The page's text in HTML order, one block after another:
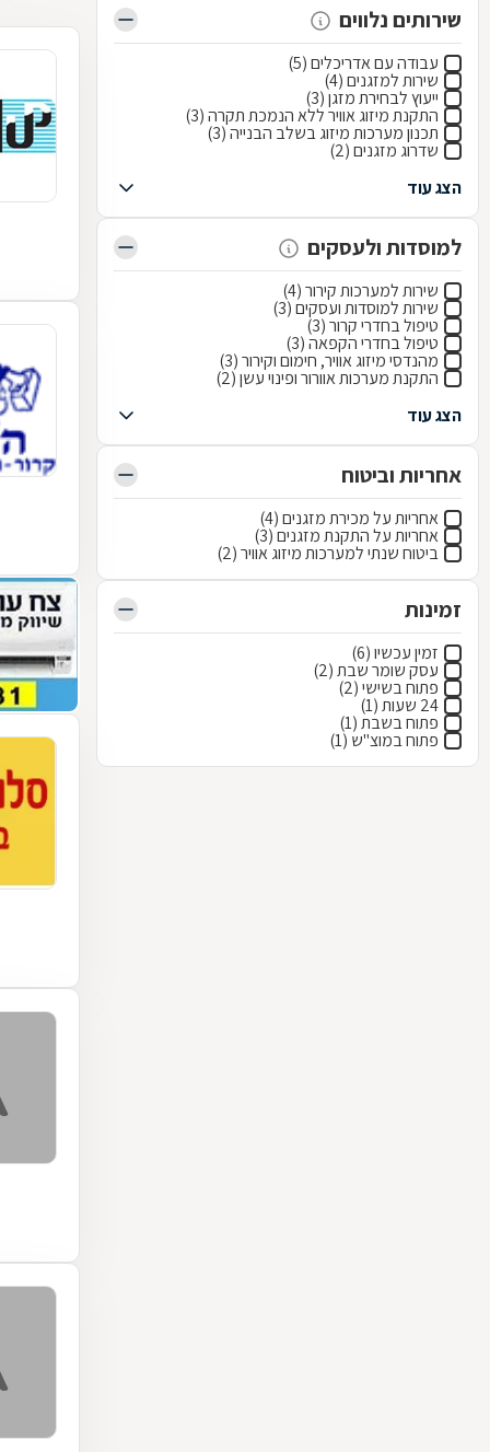
שירותים נלווים
עבודה עם אדריכלים (5)
שירות למזגנים (4)
ייעוץ לבחירת מזגן (3)
התקנת מיזוג אוויר ללא הנמכת תקרה (3)
תכנון מערכות מיזוג בשלב הבנייה (3)
שדרוג מזגנים (2)
הצג עוד
למוסדות ולעסקים
שירות למערכות קירור (4)
שירות למוסדות ועסקים (3)
טיפול בחדרי קרור (3)
טיפול בחדרי הקפאה (3)
מהנדסי מיזוג אוויר, חימום וקירור (3)
התקנת מערכות אוורור ופינוי עשן (2)
הצג עוד
אחריות וביטוח
אחריות על מכירת מזגנים (4)
אחריות על התקנת מזגנים (3)
ביטוח שנתי למערכות מיזוג אוויר (2)
זמינות
זמין עכשיו (6)
עסק שומר שבת (2)
פתוח בשישי (2)
24 שעות (1)
פתוח בשבת (1)
פתוח במוצ"ש (1)